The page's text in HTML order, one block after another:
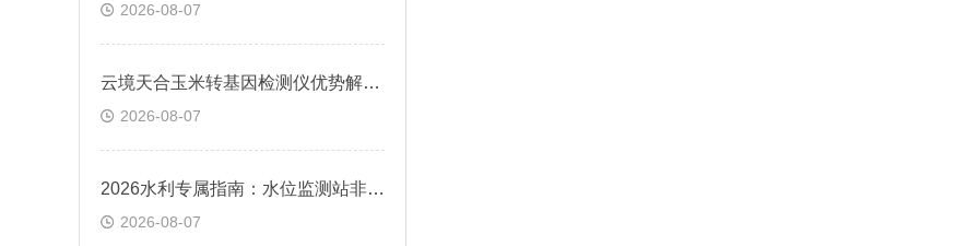
2026-08-07
云境天合玉米转基因检测仪优势解析：多场景适配精准测转基因成分指南分享
2026-08-07
2026水利专属指南：水位监测站非接触雷达技术全系解析，云境天合实力上榜
2026-08-07